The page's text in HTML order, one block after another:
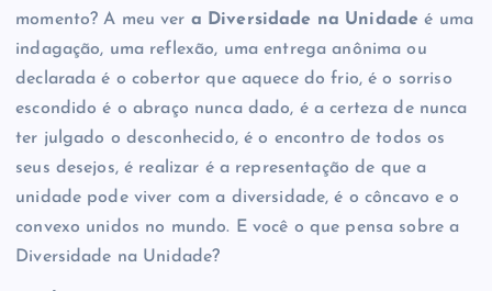
momento? A meu ver a Diversidade na Unidade é uma
indagação, uma reflexão, uma entrega anônima ou
declarada é o cobertor que aquece do frio, é o sorriso
escondido é o abraço nunca dado, é a certeza de nunca
ter julgado o desconhecido, é o encontro de todos os
seus desejos, é realizar é a representação de que a
unidade pode viver com a diversidade, é o côncavo e o
convexo unidos no mundo. E você o que pensa sobre a
Diversidade na Unidade?